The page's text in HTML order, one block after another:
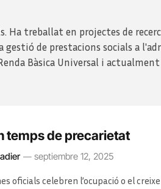
treballat en projectes de
de prestacions socials a
Bàsica Universal i
temps de precarietat
septiembre 12, 2025
oficials celebren l’ocupació o el